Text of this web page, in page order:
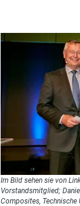
Im Bild sehen sie von
Vorstandsmitglied;
Composites, Technische